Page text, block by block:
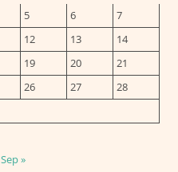
5 6
7
12 13
14
19 20
21
26 27
28
Sep »